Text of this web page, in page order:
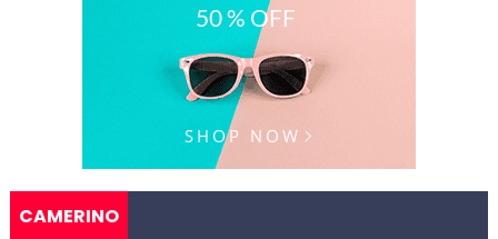
CAMERINO